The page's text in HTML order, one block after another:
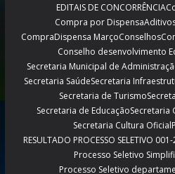
EDITAIS DE CONCORRÊNCIA
Compra por Dispensa
CompraDispensa MarçoConselhos
Conselho desenvolvimento
Secretaria Municipal de
Secretaria SaúdeSecretaria
Secretaria de Turismo
Secretaria de EducaçãoSecretaria
Secretaria Cultura Oficial
RESULTADO PROCESSO SELETIVO
Processo Seletivo
Processo Seletivo